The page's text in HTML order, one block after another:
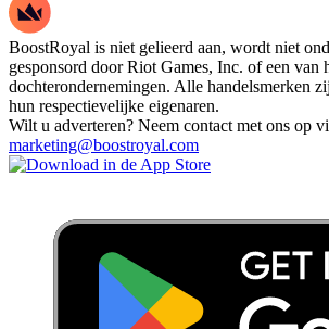
BoostRoyal is niet gelieerd aan, wordt niet
gesponsord door Riot Games, Inc. of een van
dochterondernemingen. Alle handelsmerken
hun respectievelijke eigenaren.
Wilt u adverteren? Neem contact met ons op
marketing@boostroyal.com